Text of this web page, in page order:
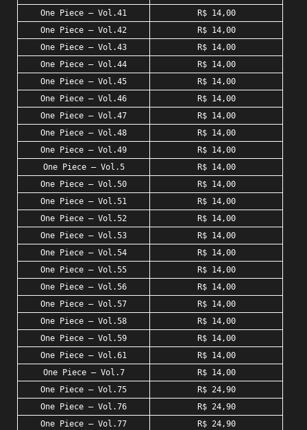
One Piece – Vol.41
R$ 14,00
One Piece – Vol.42
R$ 14,00
One Piece – Vol.43
R$ 14,00
One Piece – Vol.44
R$ 14,00
One Piece – Vol.45
R$ 14,00
One Piece – Vol.46
R$ 14,00
One Piece – Vol.47
R$ 14,00
One Piece – Vol.48
R$ 14,00
One Piece – Vol.49
R$ 14,00
One Piece – Vol.5
R$ 14,00
One Piece – Vol.50
R$ 14,00
One Piece – Vol.51
R$ 14,00
One Piece – Vol.52
R$ 14,00
One Piece – Vol.53
R$ 14,00
One Piece – Vol.54
R$ 14,00
One Piece – Vol.55
R$ 14,00
One Piece – Vol.56
R$ 14,00
One Piece – Vol.57
R$ 14,00
One Piece – Vol.58
R$ 14,00
One Piece – Vol.59
R$ 14,00
One Piece – Vol.61
R$ 14,00
One Piece – Vol.7
R$ 14,00
One Piece – Vol.75
R$ 24,90
One Piece – Vol.76
R$ 24,90
One Piece – Vol.77
R$ 24,90